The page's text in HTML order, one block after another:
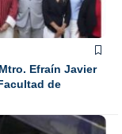
Efraín Javier
de